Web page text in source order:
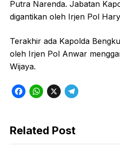
Putra Narenda. Jabatan
digantikan oleh Irjen Pol
Terakhir ada Kapolda
oleh Irjen Pol Anwar
Wijaya.
F
e
W
t
X
T
e
Related Post